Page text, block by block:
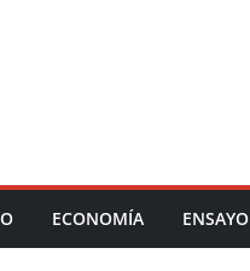
ECONOMÍA ENSAYO